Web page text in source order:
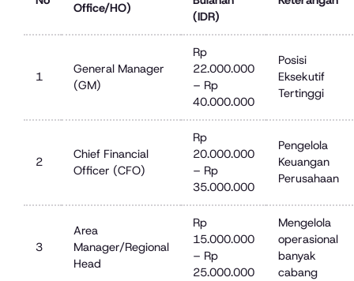
Office/HO)
(IDR)
1
General Manager
(GM)
Rp
22.000.000
– Rp
40.000.000
Posisi
Eksekutif
Tertinggi
2
Chief Financial
Officer (CFO)
Rp
20.000.000
– Rp
35.000.000
Pengelola
Keuangan
Perusahaan
3
Area
Manager/Regional
Head
Rp
15.000.000
– Rp
25.000.000
Mengelola
operasional
banyak
cabang